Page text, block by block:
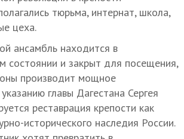
тюрьма, интернат, школа,
цеха.
ансамбль находится в
состоянии и закрыт для посещения,
производит мощное
главы Дагестана Сергея
реставрация крепости как
исторического наследия России.